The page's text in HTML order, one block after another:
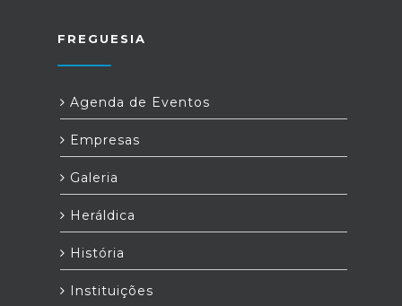
FREGUESIA
Agenda de Eventos
Empresas
Galeria
Heráldica
História
Instituições